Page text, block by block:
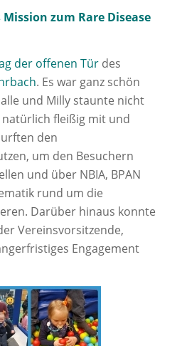
zum Rare Disease
der offenen Türdes
. Es war ganz schön
und Milly staunte nicht
natürlich fleißig mit und
den
um den Besuchern
und über NBIA, BPAN
rund um die
Darüber hinaus konnte
Vereinsvorsitzende,
Engagement